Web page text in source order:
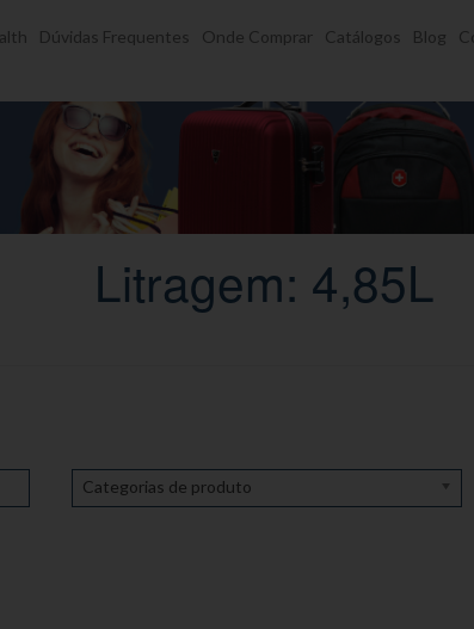
Dúvidas Frequentes Onde Comprar Catálogos Blog
Litragem: 4,85L
Categorias de produto